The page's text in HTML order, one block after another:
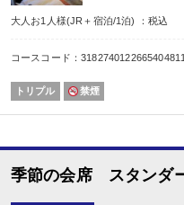
大人お1人様(JR＋宿泊/1泊) ：税込
コースコード：
トリプル 禁煙
季節の会席 スタンダ